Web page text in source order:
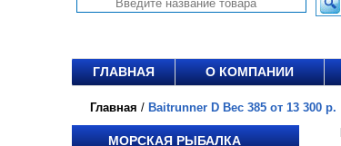
ГЛАВНАЯ О КОМПАНИИ
Главная / Baitrunner D Вес 385 от 13 300 р.
МОРСКАЯ РЫБАЛКА